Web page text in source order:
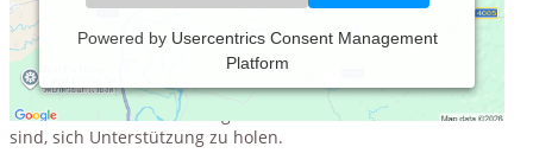
Powered by Usercentrics Consent Management
Platform
Beratung und Therapie sind dann angezeigt, wenn Sie mit
Ihren bisherigen Lösungsversuchen nicht weiter kommen
oder sich in einer schwierigen Phase befinden und bereit
sind, sich Unterstützung zu holen.